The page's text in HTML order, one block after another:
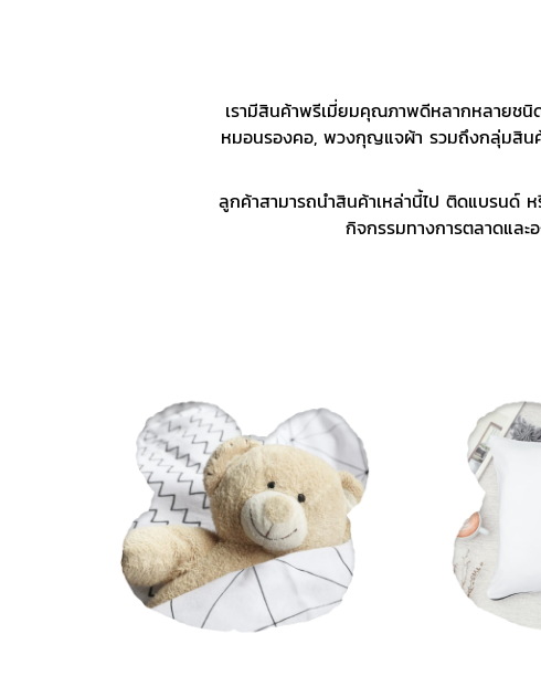
เรามีสินค้าพรีเมี่ยมคุณภาพดีหลากหลายชนิ
หมอนรองคอ, พวงกุญแจผ้า รวมถึงกลุ่มสินค้
ลูกค้าสามารถนำสินค้าเหล่านี้ไป ติดแบรนด์
กิจกรรมทางการตลาดและ